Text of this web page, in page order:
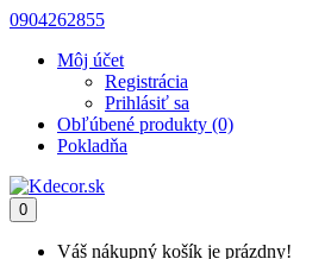
0904262855
Môj účet
Registrácia
Prihlásiť sa
Obľúbené produkty (0)
Pokladňa
0
Váš nákupný košík je prázdny!